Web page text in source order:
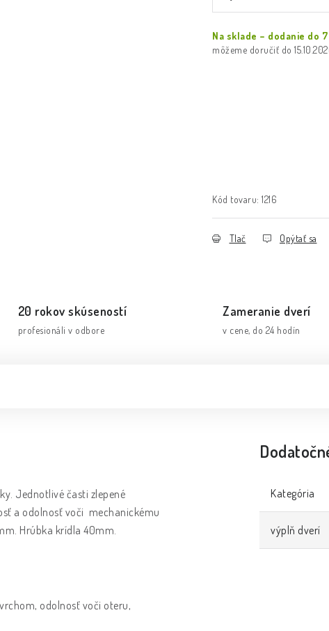
Na sklade – dodanie do
Kód tovaru: 1216
Tlač Opýtať sa
20 rokov skúseností
profesionáli v odbore
Zameranie dverí
v cene, do 24 hodín
Jednotlivé časti zlepené
a odolnosť voči mechanickému
Hrúbka krídla 40mm.
odolnosť voči oteru,
Kategória
výplň dverí